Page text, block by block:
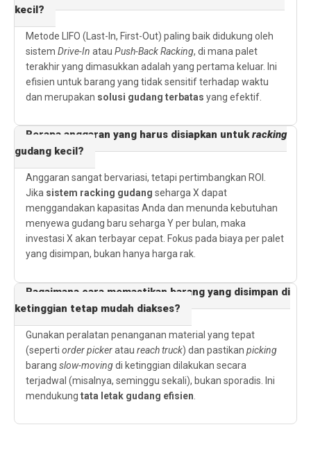
kecil?
Metode LIFO (Last-In, First-Out) paling baik didukung oleh
sistem Drive-In atau Push-Back Racking, di mana palet
terakhir yang dimasukkan adalah yang pertama keluar. Ini
efisien untuk barang yang tidak sensitif terhadap waktu
dan merupakan solusi gudang terbatas yang efektif.
Berapa anggaran yang harus disiapkan untukracking
gudang kecil?
Anggaran sangat bervariasi, tetapi pertimbangkan ROI.
Jika sistem racking gudang seharga X dapat
menggandakan kapasitas Anda dan menunda kebutuhan
menyewa gudang baru seharga Y per bulan, maka
investasi X akan terbayar cepat. Fokus pada biaya per palet
yang disimpan, bukan hanya harga rak.
Bagaimana cara memastikan barang yang disimpan di
ketinggian tetap mudah diakses?
Gunakan peralatan penanganan material yang tepat
(seperti order pickeratau reach truck) dan pastikan picking
barang slow-movingdi ketinggian dilakukan secara
terjadwal (misalnya, seminggu sekali), bukan sporadis. Ini
mendukung tata letak gudang efisien